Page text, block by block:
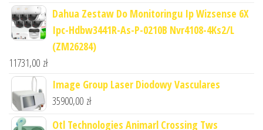
Dahua Zestaw Do Monitoringu Ip Wizsense 6X
Ipc-Hdbw3441R-As-P-0210B Nvr4108-4Ks2/L
(ZM26284)
11731,00 zł
Image Group Laser Diodowy Vasculares
35900,00 zł
Otl Technologies Animarl Crossing Tws